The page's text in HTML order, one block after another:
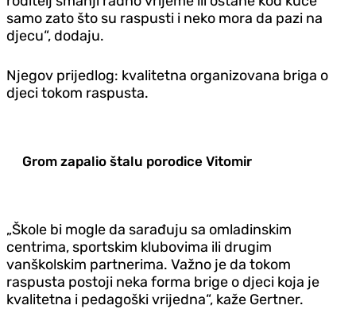
samo zato što su raspusti i neko mora da pazi na
djecu“, dodaju.
Njegov prijedlog: kvalitetna organizovana briga o
djeci tokom raspusta.
Grom zapalio štalu porodice Vitomir
„Škole bi mogle da sarađuju sa omladinskim
centrima, sportskim klubovima ili drugim
vanškolskim partnerima. Važno je da tokom
raspusta postoji neka forma brige o djeci koja je
kvalitetna i pedagoški vrijedna“, kaže Gertner.